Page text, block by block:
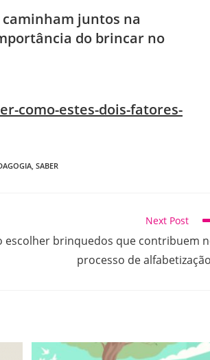
juntos na
do brincar no
como-estes-dois-fatores-
SABER
Next Post
escolher brinquedos que contribuem
processo de